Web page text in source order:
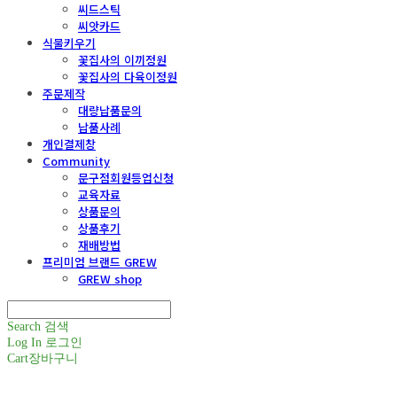
씨드스틱
씨앗카드
식물키우기
꽃집사의 이끼정원
꽃집사의 다육이정원
주문제작
대량납품문의
납품사례
개인결제창
Community
문구점회원등업신청
교육자료
상품문의
상품후기
재배방법
프리미엄 브랜드 GREW
GREW shop
Search 검색
Log In 로그인
Cart장바구니